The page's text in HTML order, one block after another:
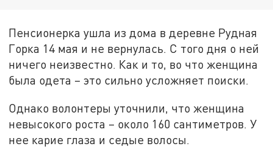
Пенсионерка ушла из дома в деревне Рудная
Горка 14 мая и не вернулась. С того дня о ней
ничего неизвестно. Как и то, во что женщина
была одета – это сильно усложняет поиски.
Однако волонтеры уточнили, что женщина
невысокого роста – около 160 сантиметров. У
нее карие глаза и седые волосы.